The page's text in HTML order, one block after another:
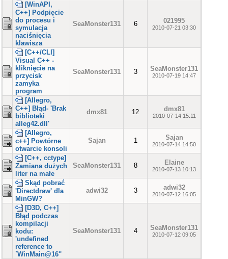
[WinAPI,
C++] Podpięcie
do procesu i
symulacja
naciśnięcia
klawisza
SeaMonster131 6 021995
2010-07-21 03:30
[C++/CLI]
Visual C++ -
kliknięcie na
przycisk
zamyka
program
SeaMonster131 3 SeaMonster131
2010-07-19 14:47
[Allegro,
C++] Błąd- 'Brak
biblioteki
alleg42.dll'
dmx81 12 dmx81
2010-07-14 15:11
[Allegro,
c++] Powtórne
otwarcie konsoli
Sajan 1 Sajan
2010-07-14 14:50
[C++, cctype]
Zamiana dużych
liter na małe
SeaMonster131 8 Elaine
2010-07-13 10:13
Skąd pobrać
'Directdraw' dla
MinGW?
adwi32 3 adwi32
2010-07-12 16:05
[D3D, C++]
Błąd podczas
kompilacji
kodu:
'undefined
reference to
`WinMain@16''
SeaMonster131 4 SeaMonster131
2010-07-12 09:05